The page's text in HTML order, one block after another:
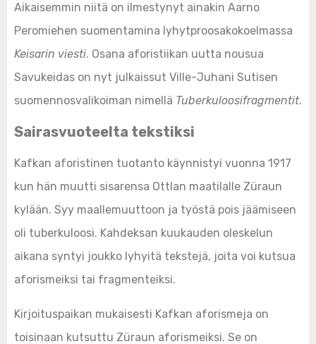
Aikaisemmin niitä on ilmestynyt ainakin Aarno
Peromiehen suomentamina lyhytproosakokoelmassa
Keisarin viesti. Osana aforistiikan uutta nousua
Savukeidas on nyt julkaissut Ville-Juhani Sutisen
suomennosvalikoiman nimellä Tuberkuloosifragmentit.
Sairasvuoteelta tekstiksi
Kafkan aforistinen tuotanto käynnistyi vuonna 1917
kun hän muutti sisarensa Ottlan maatilalle Züraun
kylään. Syy maallemuuttoon ja työstä pois jäämiseen
oli tuberkuloosi. Kahdeksan kuukauden oleskelun
aikana syntyi joukko lyhyitä tekstejä, joita voi kutsua
aforismeiksi tai fragmenteiksi.
Kirjoituspaikan mukaisesti Kafkan aforismeja on
toisinaan kutsuttu Züraun aforismeiksi. Se on